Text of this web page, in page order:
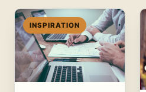
INSPIRATION